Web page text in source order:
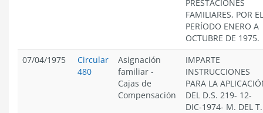
PRESTACIONES
FAMILIARES, POR EL
PERÍODO ENERO A
OCTUBRE DE 1975.
07/04/1975
Circular
480
Asignación
familiar -
Cajas de
Compensación
IMPARTE
INSTRUCCIONES
PARA LA
DEL D.S. 219- 12-
DIC-1974- M. DEL T.